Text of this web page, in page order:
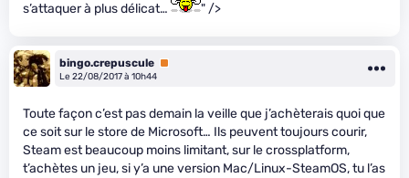
s’attaquer à plus délicat…
" />
bingo.crepuscule Premium
Le 22/08/2017 à 10h44
Toute façon c’est pas demain la veille que j’achèterais quoi que
ce soit sur le store de Microsoft… Ils peuvent toujours courir,
Steam est beaucoup moins limitant, sur le crossplatform,
t’achètes un jeu, si y’a une version Mac/Linux-SteamOS, tu l’as